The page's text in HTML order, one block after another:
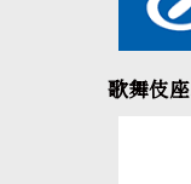
歌舞伎